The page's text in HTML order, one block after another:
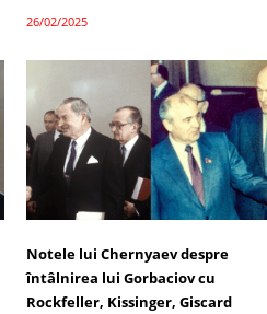
26/02/2025
Notele lui Chernyaev despre
întâlnirea lui Gorbaciov cu
Rockfeller, Kissinger, Giscard